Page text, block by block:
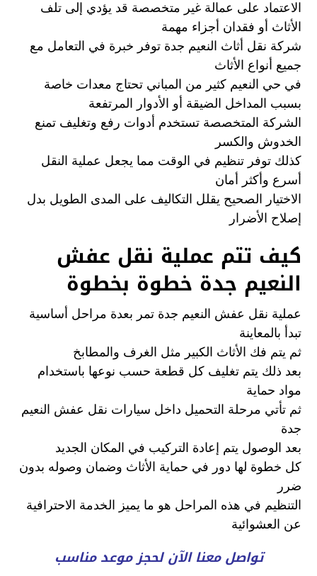
الاعتماد على عمالة غير متخصصة قد يؤدي إلى تلف
الأثاث أو فقدان أجزاء مهمة
شركة نقل أثاث النعيم جدة توفر خبرة في التعامل مع
جميع أنواع الأثاث
في حي النعيم كثير من المباني تحتاج معدات خاصة
بسبب المداخل الضيقة أو الأدوار المرتفعة
الشركة المتخصصة تستخدم أدوات رفع وتغليف تمنع
الخدوش والكسر
كذلك توفر تنظيم في الوقت مما يجعل عملية النقل
أسرع وأكثر أمان
الاختيار الصحيح يقلل التكاليف على المدى الطويل بدل
إصلاح الأضرار
كيف تتم عملية نقل عفش
النعيم جدة خطوة بخطوة
عملية نقل عفش النعيم جدة تمر بعدة مراحل أساسية
تبدأ بالمعاينة
ثم يتم فك الأثاث الكبير مثل الغرف والمطابخ
بعد ذلك يتم تغليف كل قطعة حسب نوعها باستخدام
مواد حماية
ثم تأتي مرحلة التحميل داخل سيارات نقل عفش النعيم
جدة
بعد الوصول يتم إعادة التركيب في المكان الجديد
كل خطوة لها دور في حماية الأثاث وضمان وصوله بدون
ضرر
التنظيم في هذه المراحل هو ما يميز الخدمة الاحترافية
عن العشوائية
تواصل معنا الآن لحجز موعد مناسب